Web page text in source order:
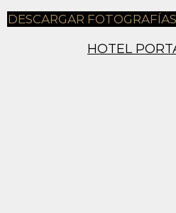
DESCARGAR
HOTEL